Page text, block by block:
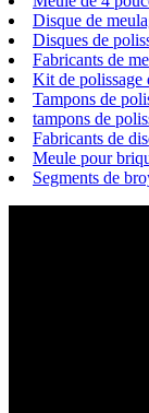
Disque de
Disques de
Fabricants de
Kit de polissage
Tampons de
tampons de
Fabricants de
Meule pour
Segments de